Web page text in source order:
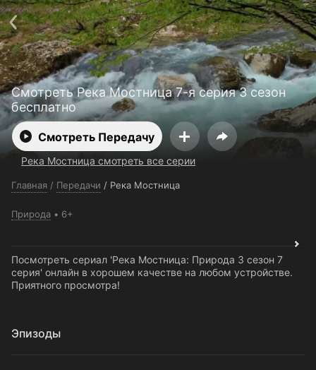
Смотреть Река Мостница 7-я серия 3 сезон
бесплатно
Смотреть Передачу
Река Мостница смотреть все серии
Главная / Передачи / Река Мостница
Природа 6+
Посмотреть сериал 'Река Мостница: Природа 3 сезон 7
серия' онлайн в хорошем качестве на любом устройстве.
Приятного просмотра!
Эпизоды
Поддержка:support@24h.tv
О сервисе
Пользовательское соглашение
Политика конфиденциальности
Для партнёров
Открыть приложение
Ввести промокод
Установить на ТВ
Бесплатные каналы Контакты